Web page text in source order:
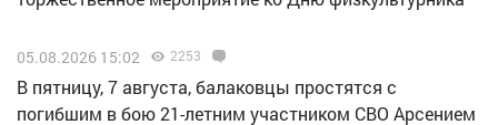
05.08.2026 15:02 2253
В пятницу, 7 августа, балаковцы простятся с
погибшим в бою 21-летним участником СВО Арсением